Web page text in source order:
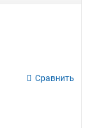
Сравнить